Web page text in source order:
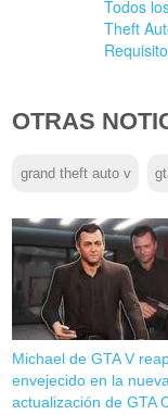
Todos
Theft
OTRAS
grand theft auto v
Michael de GTA V
envejecido en la
actualización de GTA